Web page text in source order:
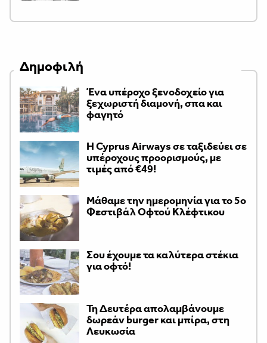
Δημοφιλή
Ένα υπέροχο ξενοδοχείο για
ξεχωριστή διαμονή, σπα και
φαγητό
H Cyprus Airways σε ταξιδεύει σε
υπέροχους προορισμούς, με
τιμές από €49!
Μάθαμε την ημερομηνία για το 5ο
Φεστιβάλ Οφτού Κλέφτικου
Σου έχουμε τα καλύτερα στέκια
για οφτό!
Τη Δευτέρα απολαμβάνουμε
δωρεάν burger και μπίρα, στη
Λευκωσία